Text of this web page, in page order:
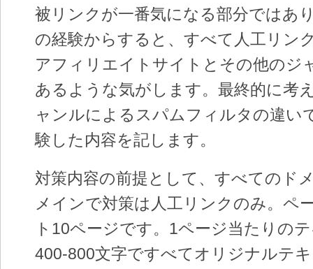
被リンクが一番気になる部分ではあ
の経験からすると、すべて人工リン
アフィリエイトサイトとその他のジ
あるような気がします。最終的に考
ャンルによるスパムフィルタの違い
験した内容を記します。
対策内容の前提として、すべてのド
メインで対策は人工リンクのみ。ペ
ト10ページです。1ページ当たりの
400-800文字ですべてオリジナルテ